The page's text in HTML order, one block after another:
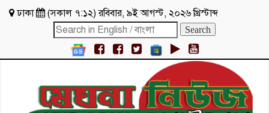
ঢাকা (সকাল ৭:১২)রবিবার, ৯ই আগস্ট, ২০২৬ খ্রিস্টাব্দ